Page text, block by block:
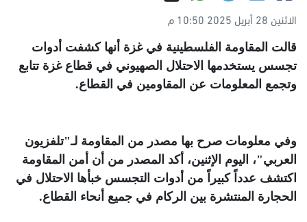
الاثنين 28 أبريل 2025 10:50 م
قالت المقاومة الفلسطينية في غزة أنها كشفت أدوات
تجسس يستخدمها الاحتلال الصهيوني في قطاع غزة تتابع
وتجمع المعلومات عن المقاومين في القطاع.
وفي معلومات صرح بها مصدر من المقاومة لـ"تلفزيون
العربي"، اليوم الإثنين، أكد المصدر من أن أمن المقاومة
اكتشف عدداً كبيراً من أدوات التجسس خبأها الاحتلال في
الحجارة المنتشرة بين الركام في جميع أنحاء القطاع.